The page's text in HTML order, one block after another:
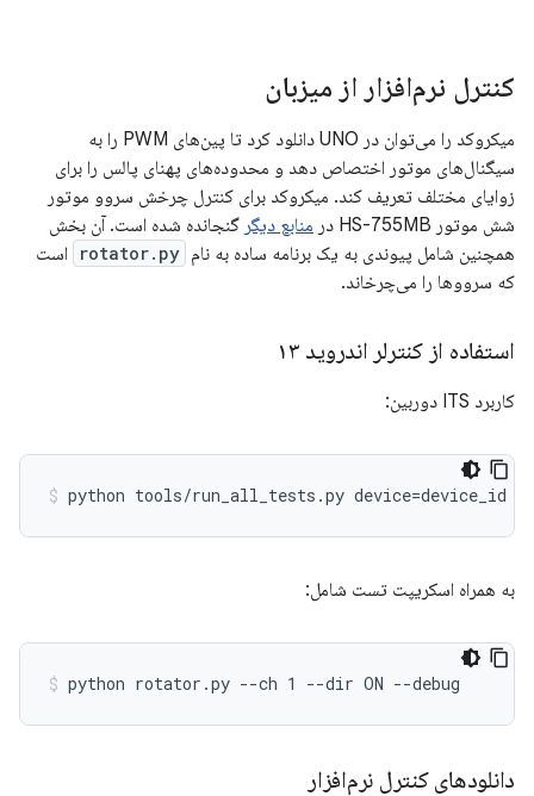
کنترل نرم‌افزار از میزبان
میکروکد را می‌توان در UNO دانلود کرد تا پین‌های PWM را به
سیگنال‌های موتور اختصاص دهد و محدوده‌های پهنای پالس را برای
زوایای مختلف تعریف کند. میکروکد برای کنترل چرخش سروو موتور
شش موتور HS-755MB در
منابع دیگر گنجانده شده است. آن بخش
همچنین شامل پیوندی به یک برنامه ساده به نام rotator.py
است
که سرووها را می‌چرخاند.
استفاده از کنترلر اندروید ۱۳
کاربرد ITS دوربین:
به همراه اسکریپت تست شامل:
دانلودهای کنترل نرم‌افزار